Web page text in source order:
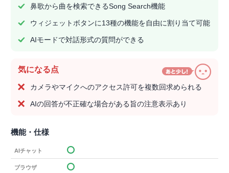
鼻歌から曲を検索できるSong Search機能
ウィジェットボタンに13種の機能を自由に割り当て可能
AIモードで対話形式の質問ができる
気になる点
カメラやマイクへのアクセス許可を複数回求められる
AIの回答が不正確な場合がある旨の注意表示あり
機能・仕様
AIチャット
ブラウザ